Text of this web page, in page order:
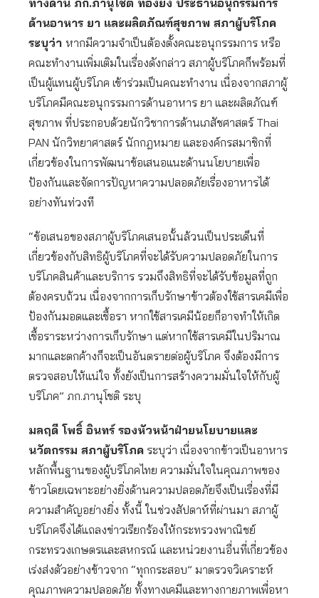
ทางด้าน ภก.ภานุโชติ ทองยัง ประธานอนุกรรมการ
ด้านอาหาร ยา และผลิตภัณฑ์สุขภาพ สภาผู้บริโภค
ระบุว่า หากมีความจำเป็นต้องตั้งคณะอนุกรรมการ หรือ
คณะทำงานเพิ่มเติมในเรื่องดังกล่าว สภาผู้บริโภคก็พร้อมที่
เป็นผู้แทนผู้บริโภค เข้าร่วมเป็นคณะทำงาน เนื่องจากสภาผู้
บริโภคมีคณะอนุกรรมการด้านอาหาร ยา และผลิตภัณฑ์
สุขภาพ ที่ประกอบด้วยนักวิชาการด้านเภสัชศาสตร์ Thai
PAN นักวิทยาศาสตร์ นักกฎหมาย และองค์กรสมาชิกที่
เกี่ยวข้องในการพัฒนาข้อเสนอแนะด้านนโยบายเพื่อ
ป้องกันและจัดการปัญหาความปลอดภัยเรื่องอาหารได้
อย่างทันท่วงที
“ข้อเสนอของสภาผู้บริโภคเสนอนั้นล้วนเป็นประเด็นที่
เกี่ยวข้องกับสิทธิผู้บริโภคที่จะได้รับความปลอดภัยในการ
บริโภคสินค้าและบริการ รวมถึงสิทธิที่จะได้รับข้อมูลที่ถูก
ต้องครบถ้วน เนื่องจากการเก็บรักษาข้าวต้องใช้สารเคมีเพื่อ
ป้องกันมอดและเชื้อรา หากใช้สารเคมีน้อยก็อาจทำให้เกิด
เชื้อราระหว่างการเก็บรักษา แต่หากใช้สารเคมีในปริมาณ
มากและตกค้างก็จะเป็นอันตรายต่อผู้บริโภค จึงต้องมีการ
ตรวจสอบให้แน่ใจ ทั้งยังเป็นการสร้างความมั่นใจให้กับผู้
บริโภค” ภก.ภานุโชติ ระบุ
มลฤดี โพธิ์ อินทร์ รองหัวหน้าฝ่ายนโยบายและ
นวัตกรรม สภาผู้บริโภค ระบุว่า เนื่องจากข้าวเป็นอาหาร
หลักพื้นฐานของผู้บริโภคไทย ความมั่นใจในคุณภาพของ
ข้าวโดยเฉพาะอย่างยิ่งด้านความปลอดภัยจึงเป็นเรื่องที่มี
ความสำคัญอย่างยิ่ง ทั้งนี้ ในช่วงสัปดาห์ที่ผ่านมา สภาผู้
บริโภคจึงได้แถลงข่าวเรียกร้องให้กระทรวงพาณิชย์
กระทรวงเกษตรและสหกรณ์ และหน่วยงานอื่นที่เกี่ยวข้อง
เร่งส่งตัวอย่างข้าวจาก “ทุกกระสอบ” มาตรวจวิเคราะห์
คุณภาพความปลอดภัย ทั้งทางเคมีและทางกายภาพเพื่อหา